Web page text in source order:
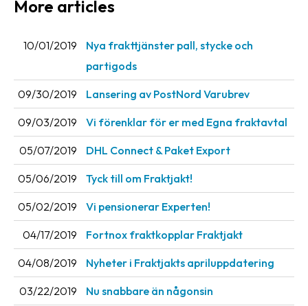
Media
Coworkers
&
career
News
archive
Contact
Terms
Terms
and
conditions
More articles
10/01/2019
Nya frakttjänster pall, stycke och
partigods
09/30/2019 Lansering av PostNord Varubrev
09/03/2019 Vi förenklar för er med Egna fraktavtal
05/07/2019 DHL Connect & Paket Export
05/06/2019 Tyck till om Fraktjakt!
05/02/2019 Vi pensionerar Experten!
04/17/2019 Fortnox fraktkopplar Fraktjakt
04/08/2019 Nyheter i Fraktjakts apriluppdatering
03/22/2019 Nu snabbare än någonsin